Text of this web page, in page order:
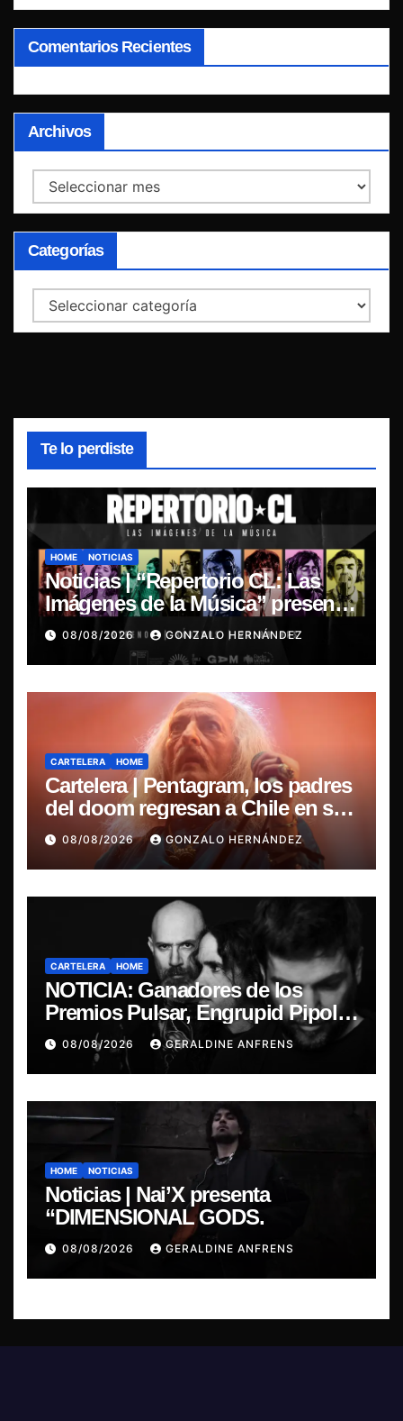
Comentarios Recientes
Archivos
Archivos
Categorías
Categorías
Te lo perdiste
HOME NOTICIAS
Noticias | “Repertorio CL: Las
Imágenes de la Música” presenta
la esencia del nuevo sonido
nacional
08/08/2026 GONZALO HERNÁNDEZ
CARTELERA HOME
Cartelera | Pentagram, los padres
del doom regresan a Chile en su
última misa
08/08/2026 GONZALO HERNÁNDEZ
CARTELERA HOME
NOTICIA: Ganadores de los
Premios Pulsar, Engrupid Pipol
presentan show exclusivo.
08/08/2026 GERALDINE ANFRENS
HOME NOTICIAS
Noticias | Nai’X presenta
“DIMENSIONAL GODS.
08/08/2026 GERALDINE ANFRENS